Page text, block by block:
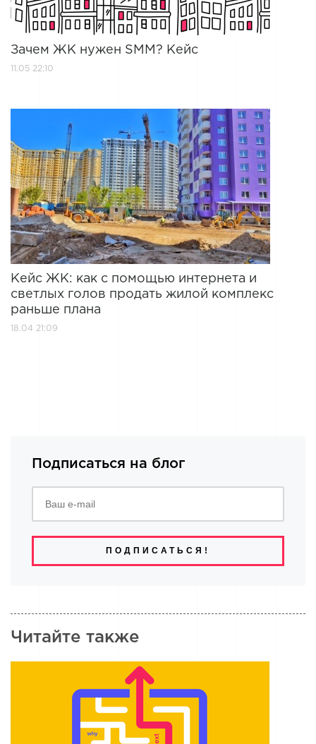
Зачем ЖК нужен SMM? Кейс
11.05 22:10
Кейс ЖК: как с помощью интернета и
светлых голов продать жилой комплекс
раньше плана
18.04 21:09
Подписаться на блог
ПОДПИСАТЬСЯ!
Читайте также